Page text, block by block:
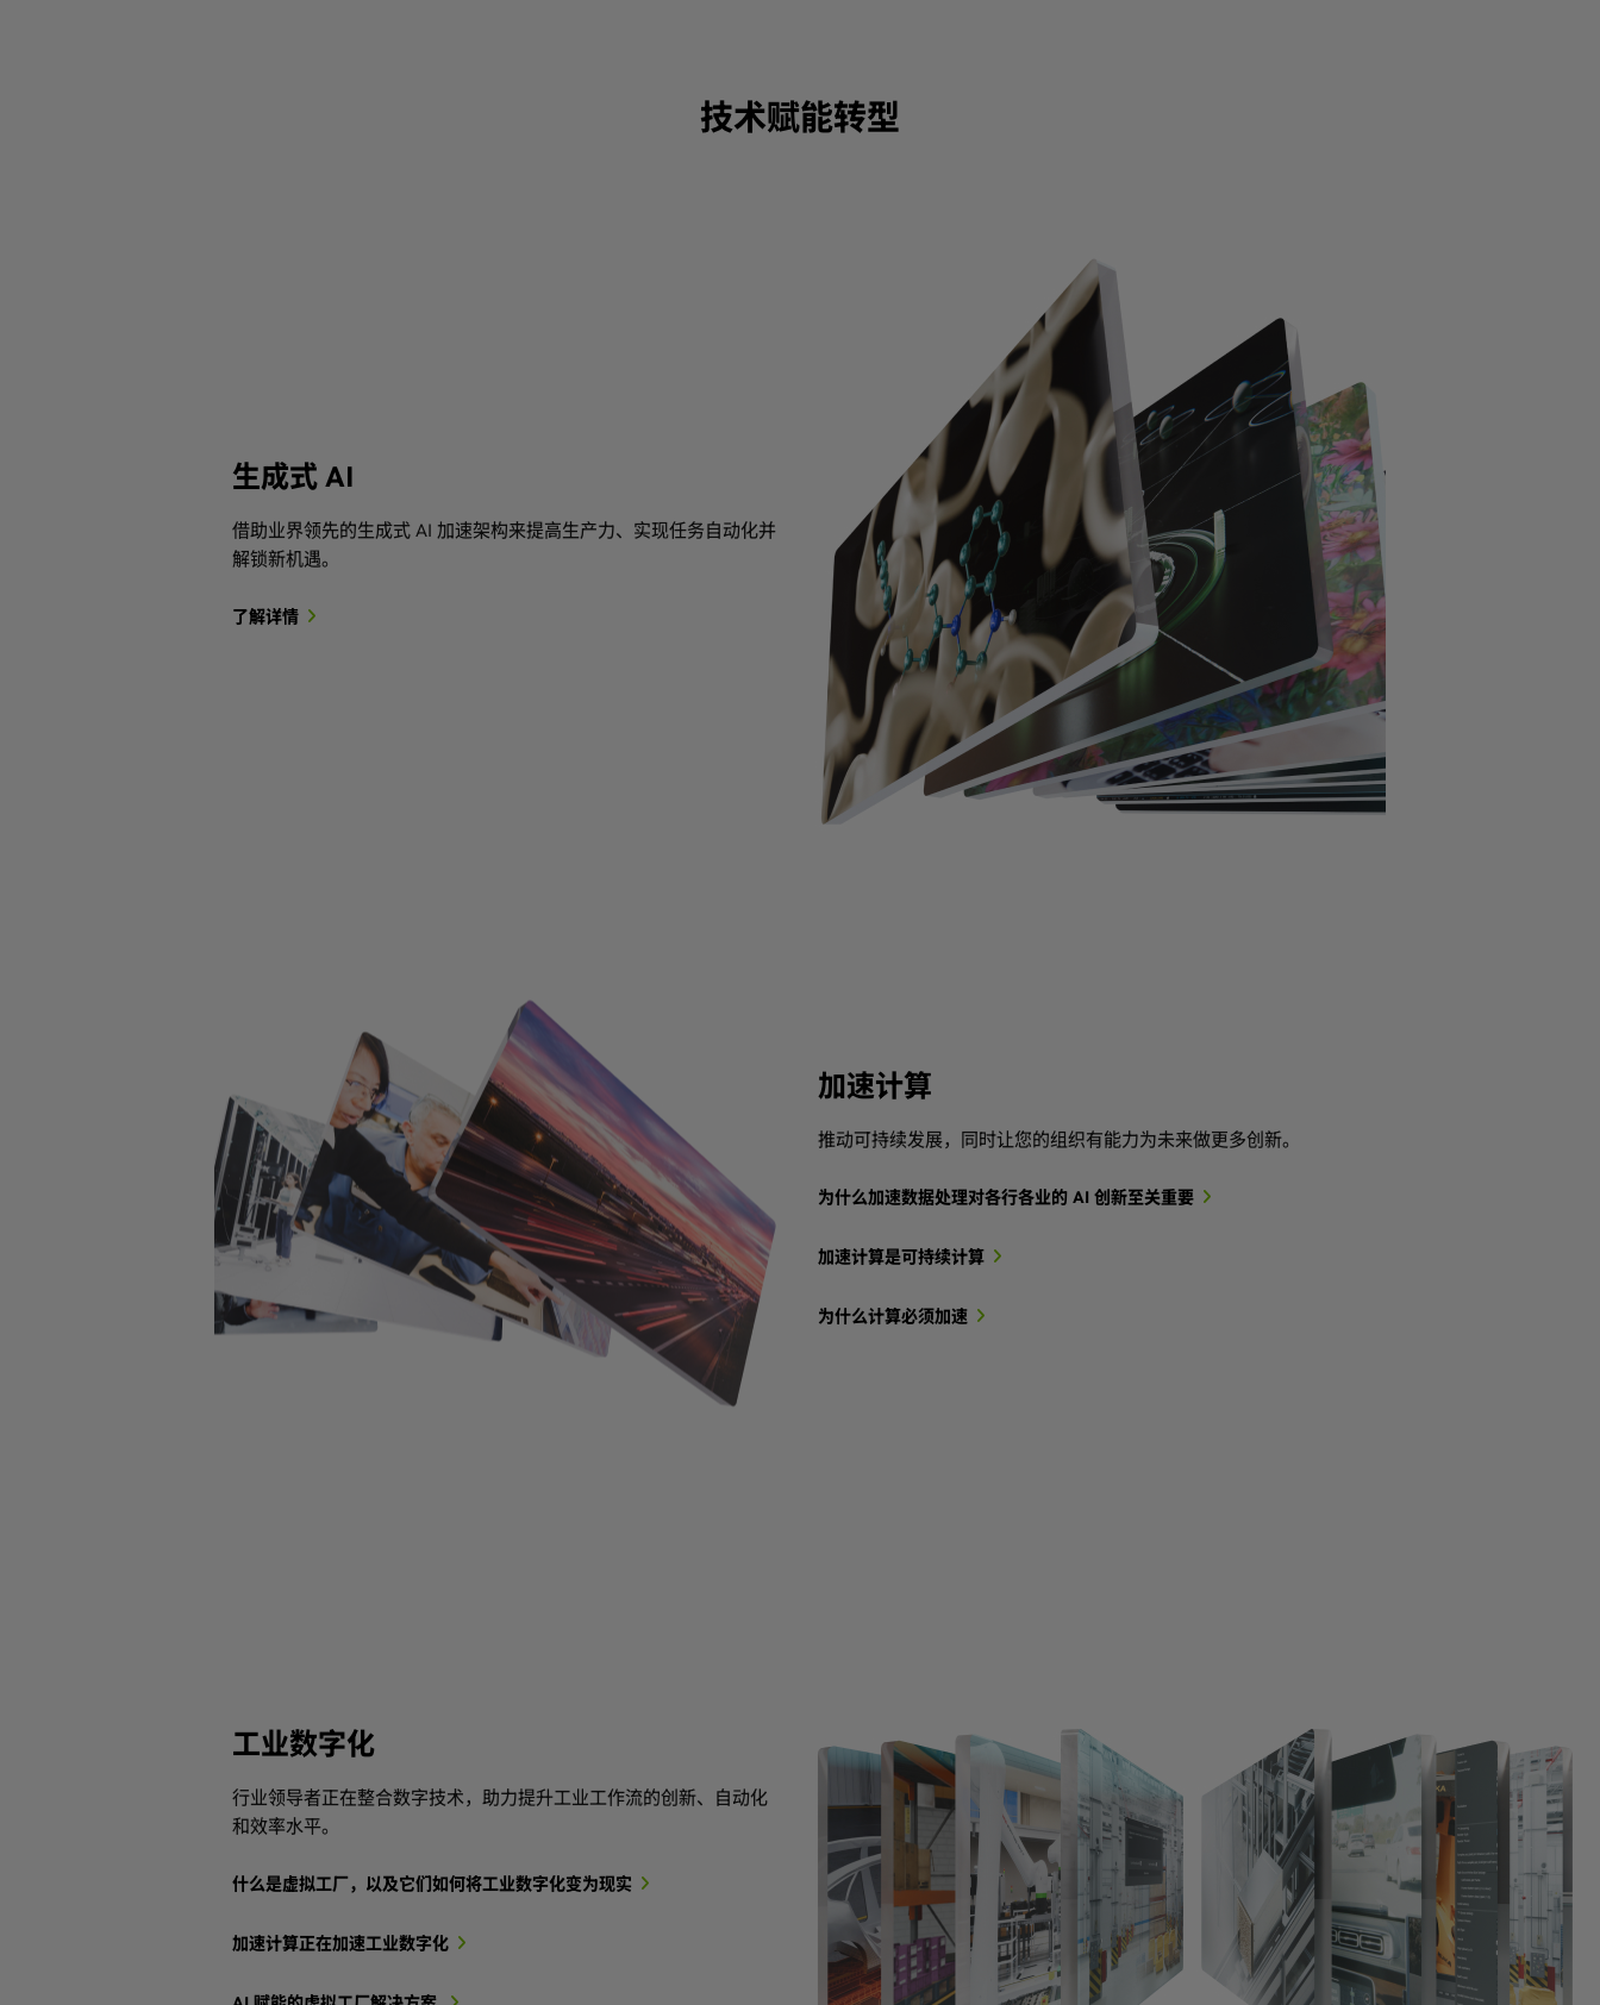
技术赋能转型
生成式 AI
借助业界领先的生成式 AI 加速架构来提高生产力、实现任务自动化并
解锁新机遇。
了解详情
加速计算
推动可持续发展，同时让您的组织有能力为未来做更多创新。
为什么加速数据处理对各行各业的 AI 创新至关重要
加速计算是可持续计算
为什么计算必须加速
工业数字化
行业领导者正在整合数字技术，助力提升工业工作流的创新、自动化
和效率水平。
什么是虚拟工厂，以及它们如何将工业数字化变为现实
加速计算正在加速工业数字化